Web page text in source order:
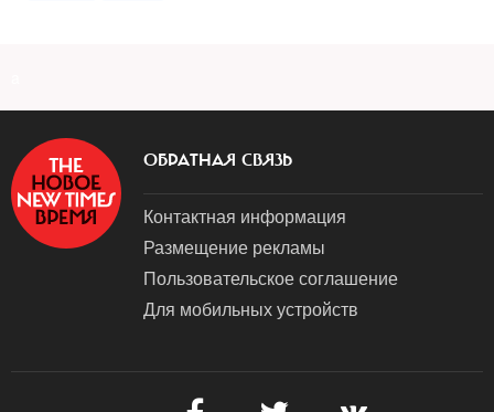
ОБРАТНАЯ СВЯЗЬ
Контактная информация
Размещение рекламы
Пользовательское соглашение
Для мобильных устройств